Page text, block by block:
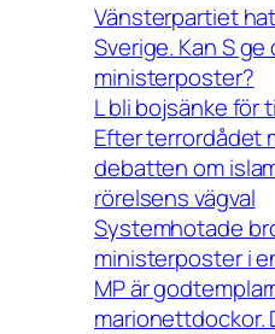
Vänsterpartiet
Sverige. Kan S
ministerposter?
L bli bojsänke för
Efter terrordådet
debatten om
rörelsens vägval
Systemhotade
ministerposter i
MP är
marionettdockor.